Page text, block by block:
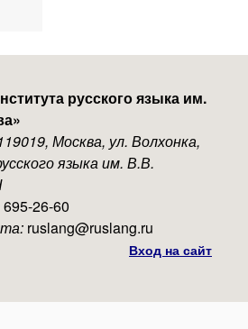
русского языка им.
»
Москва, ул. Волхонка,
языка им. В.В.
695-26-60
ruslang@ruslang.ru
Вход на сайт